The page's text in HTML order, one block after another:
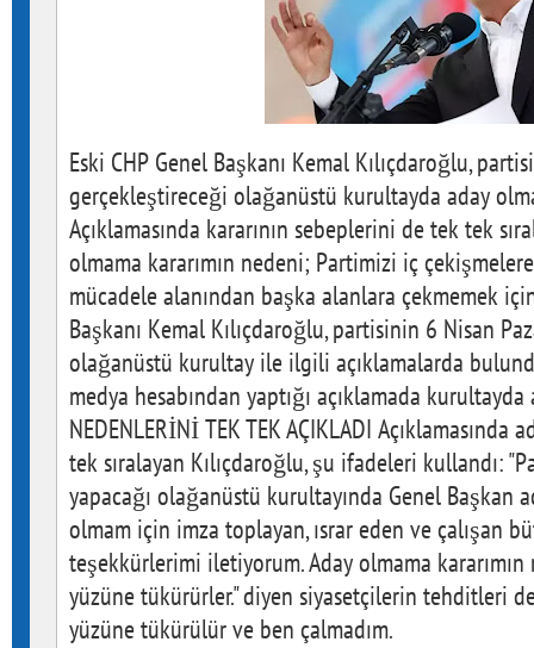
Eski CHP Genel Başkanı Kemal Kılıçdaroğlu,
gerçekleştireceği olağanüstü kurultayda aday
Açıklamasında kararının sebeplerini de tek tek
olmama kararımın nedeni; Partimizi iç
mücadele alanından başka alanlara çekmemek
Başkanı Kemal Kılıçdaroğlu, partisinin 6 Nisan
olağanüstü kurultay ile ilgili açıklamalarda
medya hesabından yaptığı açıklamada
NEDENLERİNİ TEK TEK AÇIKLADI
tek sıralayan Kılıçdaroğlu, şu ifadeleri kullandı:
yapacağı olağanüstü kurultayında Genel Başkan
olmam için imza toplayan, ısrar eden ve çalışan
teşekkürlerimi iletiyorum. Aday olmama kararımın
yüzüne tükürürler." diyen siyasetçilerin tehditleri
yüzüne tükürülür ve ben çalmadım.